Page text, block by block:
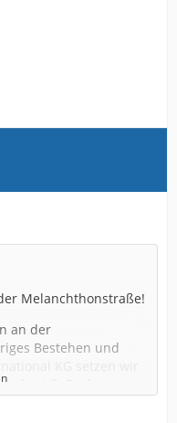
Melanchthonstraße!
an der
Bestehen und
den VfL Bochum am